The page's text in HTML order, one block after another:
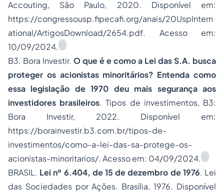
Accouting, São Paulo, 2020. Disponível em:
https://congressousp.fipecafi.org/anais/20UspIntern
ational/ArtigosDownload/2654.pdf. Acesso em:
10/09/2024.
B3. Bora Investir. O que é e como a Lei das S.A. busca
proteger os acionistas minoritários? Entenda como
essa legislação de 1970 deu mais segurança aos
investidores brasileiros. Tipos de investimentos, B3:
Bora Investir, 2022. Disponível em:
https://borainvestir.b3.com.br/tipos-de-
investimentos/como-a-lei-das-sa-protege-os-
acionistas-minoritarios/. Acesso em: 04/09/2024.
BRASIL. Lei nº 6.404, de 15 de dezembro de 1976. Lei
das Sociedades por Ações. Brasília, 1976. Disponível